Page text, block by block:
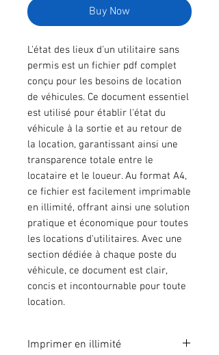
Buy Now
L'état des lieux d'un utilitaire sans
permis est un fichier pdf complet
conçu pour les besoins de location
de véhicules. Ce document essentiel
est utilisé pour établir l'état du
véhicule à la sortie et au retour de
la location, garantissant ainsi une
transparence totale entre le
locataire et le loueur. Au format A4,
ce fichier est facilement imprimable
en illimité, offrant ainsi une solution
pratique et économique pour toutes
les locations d'utilitaires. Avec une
section dédiée à chaque poste du
véhicule, ce document est clair,
concis et incontournable pour toute
location.
Imprimer en illimité